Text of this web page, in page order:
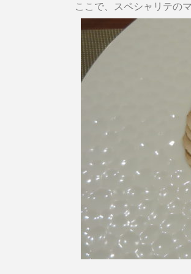
ここで、スペシャリテの